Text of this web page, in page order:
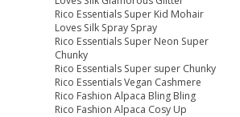
Rico Essentials Super Kid Mohair
Loves Silk Spray Spray
Rico Essentials Super Neon Super
Chunky
Rico Essentials Super super Chunky
Rico Essentials Vegan Cashmere
Rico Fashion Alpaca Bling Bling
Rico Fashion Alpaca Cosy Up